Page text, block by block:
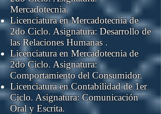
Mercadotecnia.
Licenciatura en Mercadotecnia de
2do Ciclo. Asignatura: Desarrollo de
las Relaciones Humanas .
Licenciatura en Mercadotecnia de
2do Ciclo. Asignatura:
Comportamiento del Consumidor.
Licenciatura en Contabilidad de 1er
Ciclo. Asignatura: Comunicación
Oral y Escrita.